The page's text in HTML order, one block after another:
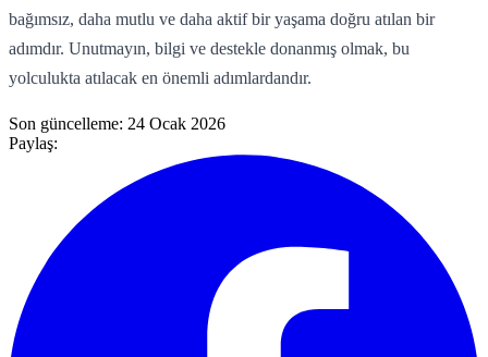
bağımsız, daha mutlu ve daha aktif bir yaşama doğru atılan bir
adımdır. Unutmayın, bilgi ve destekle donanmış olmak, bu
yolculukta atılacak en önemli adımlardandır.
Son güncelleme: 24 Ocak 2026
Paylaş: